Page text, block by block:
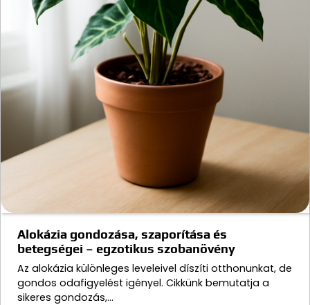
Alokázia gondozása, szaporítása és
betegségei – egzotikus szobanövény
Az alokázia különleges leveleivel díszíti otthonunkat, de
gondos odafigyelést igényel. Cikkünk bemutatja a
sikeres gondozás,…